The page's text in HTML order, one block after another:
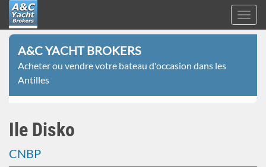
Aller
contenu
principal
A&C
Yacht
Brokers
A&C YACHT BROKERS
Acheter ou vendre votre bateau d'occasion dans les
Antilles
Ile Disko
CNBP